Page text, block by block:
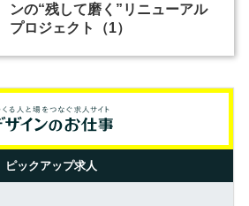
ンの“残して磨く”リニューアル
プロジェクト（1）
ピックアップ求人